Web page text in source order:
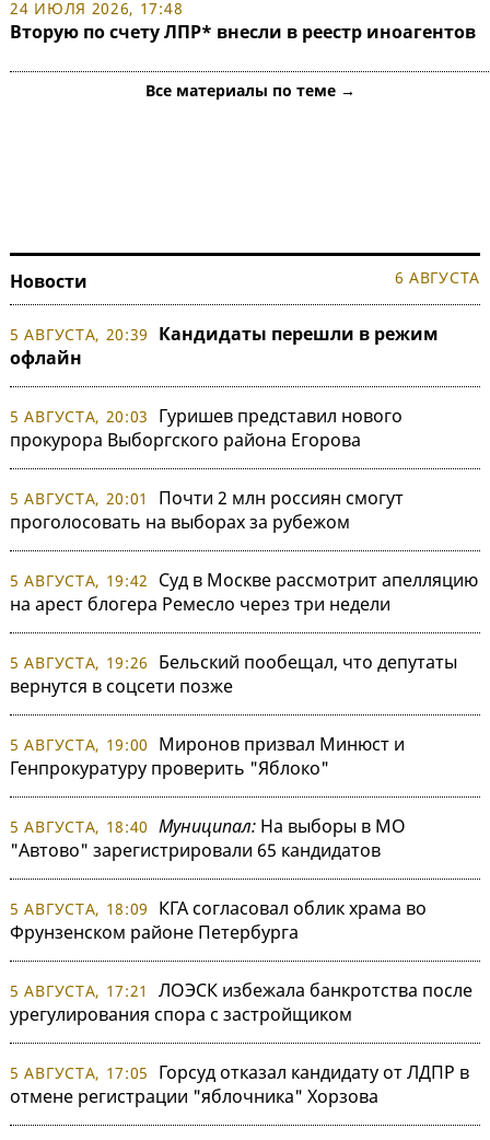
24 ИЮЛЯ 2026, 17:48
Вторую по счету ЛПР* внесли в реестр иноагентов
Все материалы по теме →
Новости 6 АВГУСТА
5 АВГУСТА, 20:39
Кандидаты перешли в режим
офлайн
5 АВГУСТА, 20:03
Гуришев представил нового
прокурора Выборгского района Егорова
5 АВГУСТА, 20:01
Почти 2 млн россиян смогут
проголосовать на выборах за рубежом
5 АВГУСТА, 19:42
Суд в Москве рассмотрит апелляцию
на арест блогера Ремесло через три недели
5 АВГУСТА, 19:26
Бельский пообещал, что депутаты
вернутся в соцсети позже
5 АВГУСТА, 19:00
Миронов призвал Минюст и
Генпрокуратуру проверить "Яблоко"
5 АВГУСТА, 18:40 Муниципал: На выборы в МО
"Автово" зарегистрировали 65 кандидатов
5 АВГУСТА, 18:09
КГА согласовал облик храма во
Фрунзенском районе Петербурга
5 АВГУСТА, 17:21
ЛОЭСК избежала банкротства после
урегулирования спора с застройщиком
5 АВГУСТА, 17:05
Горсуд отказал кандидату от ЛДПР в
отмене регистрации "яблочника" Хорзова